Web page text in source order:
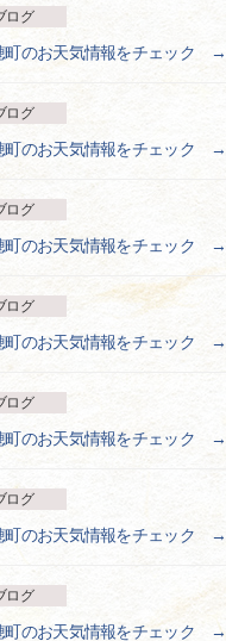
ログ
町のお天気情報をチェック →
ログ
町のお天気情報をチェック →
ログ
町のお天気情報をチェック →
ログ
町のお天気情報をチェック →
ログ
町のお天気情報をチェック →
ログ
町のお天気情報をチェック →
ログ
町のお天気情報をチェック →